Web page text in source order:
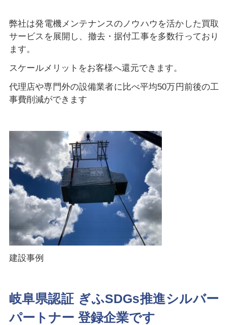
弊社は発電機メンテナンスのノウハウを活かした買取
サービスを展開し、撤去・据付工事を多数行っており
ます。
スケールメリットをお客様へ還元できます。
代理店や専門外の設備業者に比べ平均50万円前後の工
事費削減ができます
建設事例
岐阜県認証 ぎふSDGs推進シルバー
パートナー 登録企業です